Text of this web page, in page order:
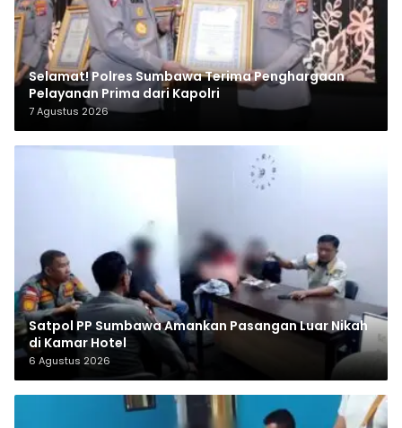
Selamat! Polres Sumbawa Terima Penghargaan
Pelayanan Prima dari Kapolri
7 Agustus 2026
Satpol PP Sumbawa Amankan Pasangan Luar Nikah
di Kamar Hotel
6 Agustus 2026